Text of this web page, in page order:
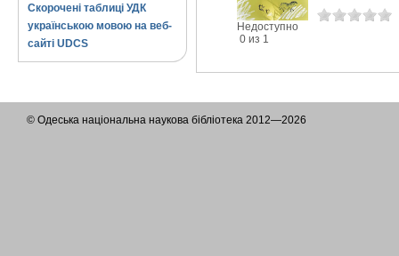
Скорочені таблиці УДК
українською мовою на веб-
сайті UDCS
Недоступно
0 из 1
© Одеська національна наукова бібліотека 2012—2026